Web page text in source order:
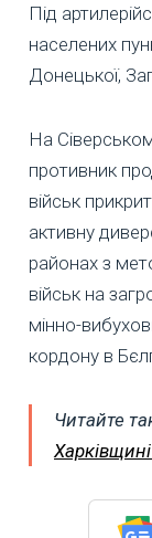
Під
населених
Донецької,
На
противник
військ
активну
районах з
військ на
мінно-
кордону в
Читайте